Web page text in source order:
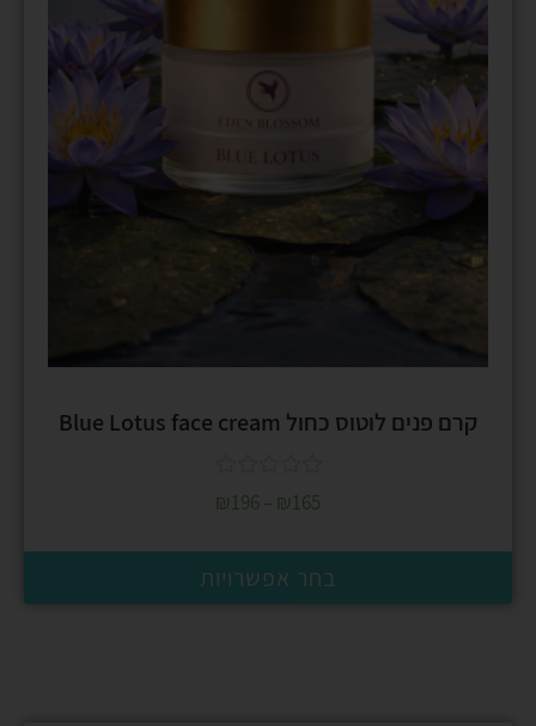
קרם פנים לוטוס כחול Blue Lotus face cream
₪165
–
₪196
בחר אפשרויות